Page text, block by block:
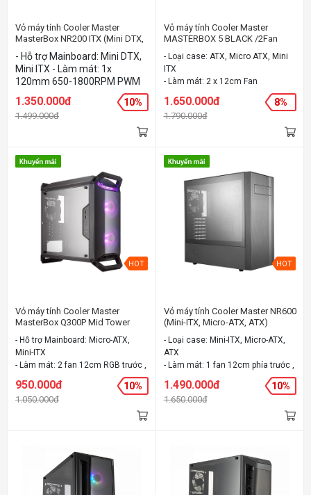
Vỏ máy tính Cooler Master
MasterBox NR200 ITX (Mini DTX,
Mini ITX)
- Hỗ trợ Mainboard: Mini DTX,
Mini ITX - Làm mát: 1x
120mm 650-1800RPM PWM
(SickleFlow), 1x 92mm 650-
2300RPM PWM (SickleFlow) -
Chất liệu: Steel, Plastic, Mesh -
1.350.000đ
1.499.000đ
10%
Vỏ máy tính Cooler Master
MASTERBOX 5 BLACK /2Fan
- Loại case: ATX, Micro ATX, Mini
ITX
- Làm mát: 2 x 12cm Fan
- Chất liệu: Thân thép, khung lưới
bằng nhựa
- Màu: Đen
1.650.000đ
1.790.000đ
8%
HOT
Vỏ máy tính Cooler Master
MasterBox Q300P Mid Tower
- Hỗ trợ Mainboard: Micro-ATX,
Mini-ITX
- Làm mát: 2 fan 12cm RGB trước ,
- Chất liệu: Steel, Plastic
- Màu sắc: Đen
950.000đ
1.050.000đ
10%
HOT
Vỏ máy tính Cooler Master NR600
(Mini-ITX, Micro-ATX, ATX)
- Loại case: Mini-ITX, Micro-ATX,
ATX
- Làm mát: 1 fan 12cm phía trước ,
1 fan 12cm phía sau , mở rộng tối
đa 6 fan
- Chất liệu: " Steel, Plastic
1.490.000đ
1.650.000đ
10%